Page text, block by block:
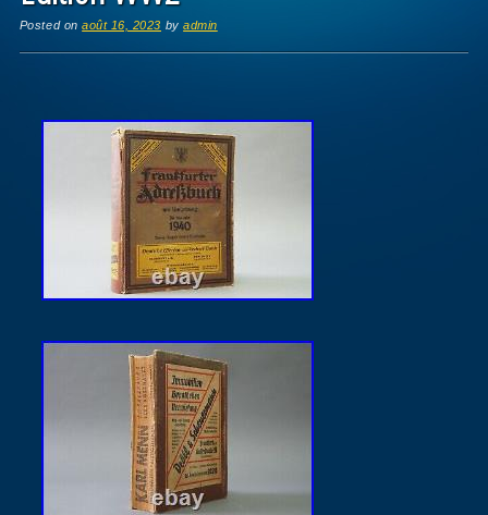
Posted onaoût 16, 2023 byadmin